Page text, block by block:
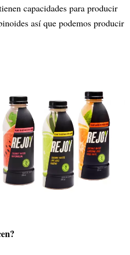
capacidades para producir
así que podemos producir